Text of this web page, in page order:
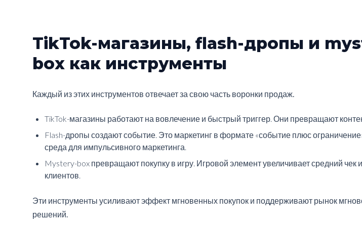
TikTok-магазины, flash-дропы и
box как инструменты
Каждый из этих инструментов отвечает за свою часть воронки продаж.
TikTok-магазины работают на вовлечение и быстрый триггер. Они превращают
Flash-дропы создают событие. Это маркетинг в формате «событие плюс
среда для импульсивного маркетинга.
Mystery-box превращают покупку в игру. Игровой элемент увеличивает средний чек
клиентов.
Эти инструменты усиливают эффект мгновенных покупок и поддерживают рынок
решений.